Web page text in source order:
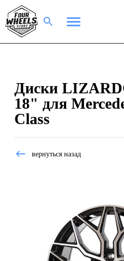
Диски
18" для
Class
вернуться назад